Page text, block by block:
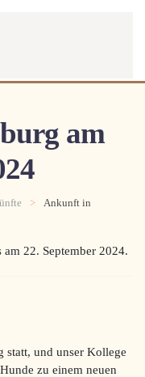
am
Ankunft in
am 22. September 2024.
statt, und unser Kollege
zu einem neuen